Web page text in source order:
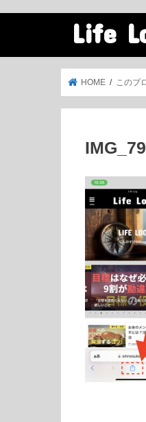
Life
HOME このブ